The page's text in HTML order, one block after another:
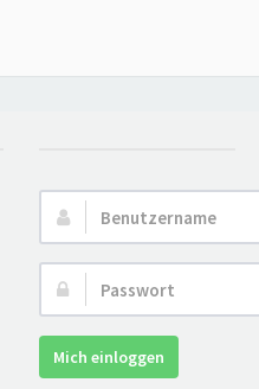
Benutzername:
Passwort:
Mich einloggen